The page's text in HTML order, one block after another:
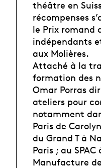
théâtre en
récompenses
le Prix romand
indépendants
aux Molières.
Attaché à la
formation des
Omar Porras
ateliers pour
notamment
Paris de
du Grand T à
Paris ; au
Manufacture